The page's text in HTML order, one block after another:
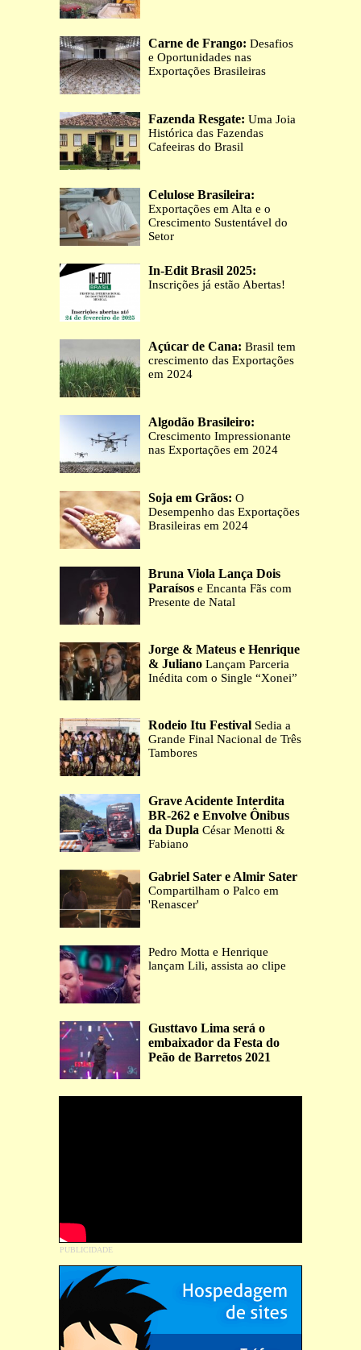
Carne de Frango: Desafios
e Oportunidades nas
Exportações Brasileiras
Fazenda Resgate: Uma Joia
Histórica das Fazendas
Cafeeiras do Brasil
Celulose Brasileira:
Exportações em Alta e o
Crescimento Sustentável do
Setor
In-Edit Brasil 2025:
Inscrições já estão Abertas!
Açúcar de Cana: Brasil tem
crescimento das Exportações
em 2024
Algodão Brasileiro:
Crescimento Impressionante
nas Exportações em 2024
Soja em Grãos: O
Desempenho das Exportações
Brasileiras em 2024
Bruna Viola Lança Dois
Paraísos e Encanta Fãs com
Presente de Natal
Jorge & Mateus e Henrique
& Juliano Lançam Parceria
Inédita com o Single “Xonei”
Rodeio Itu Festival Sedia a
Grande Final Nacional de Três
Tambores
Grave Acidente Interdita
BR-262 e Envolve Ônibus
da Dupla César Menotti &
Fabiano
Gabriel Sater e Almir Sater
Compartilham o Palco em
'Renascer'
Pedro Motta e Henrique
lançam Lili, assista ao clipe
Gusttavo Lima será o
embaixador da Festa do
Peão de Barretos 2021